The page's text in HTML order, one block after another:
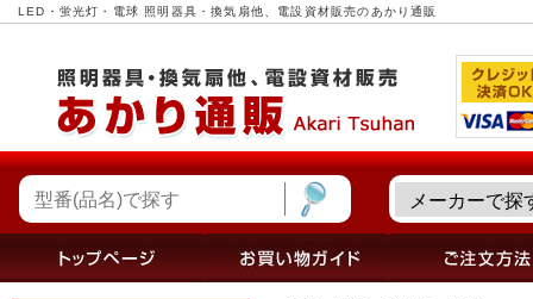
LED・蛍光灯・電球 照明器具・換気扇他、電設資材販売のあかり通販